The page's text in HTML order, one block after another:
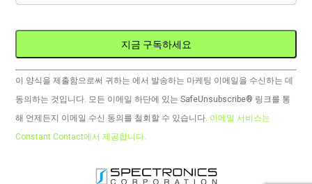
Constant
Contact
사
용.
이 양식을 제출함으로써 귀하는 에서 발송하는 마케팅 이메일을 수신하는 데
동의하는 것입니다. 모든 이메일 하단에 있는 SafeUnsubscribe® 링크를 통
해 언제든지 이메일 수신 동의를 철회할 수 있습니다. 이메일 서비스는
Constant Contact에서 제공합니다.